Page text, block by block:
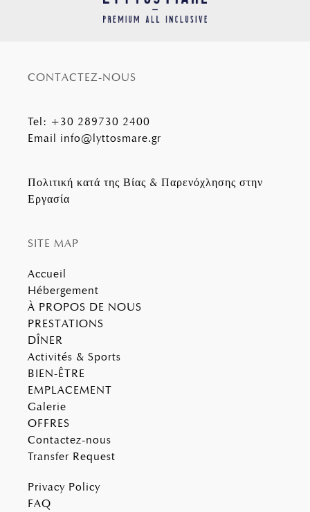
CONTACTEZ-NOUS
Tel: +30 289730 2400
Email info@lyttosmare.gr
Πολιτική κατά της Βίας & Παρενόχλησης στην
Εργασία
SITE MAP
Accueil
Hébergement
À PROPOS DE NOUS
PRESTATIONS
DÎNER
Activités & Sports
BIEN-ÊTRE
EMPLACEMENT
Galerie
OFFRES
Contactez-nous
Transfer Request
Privacy Policy
FAQ